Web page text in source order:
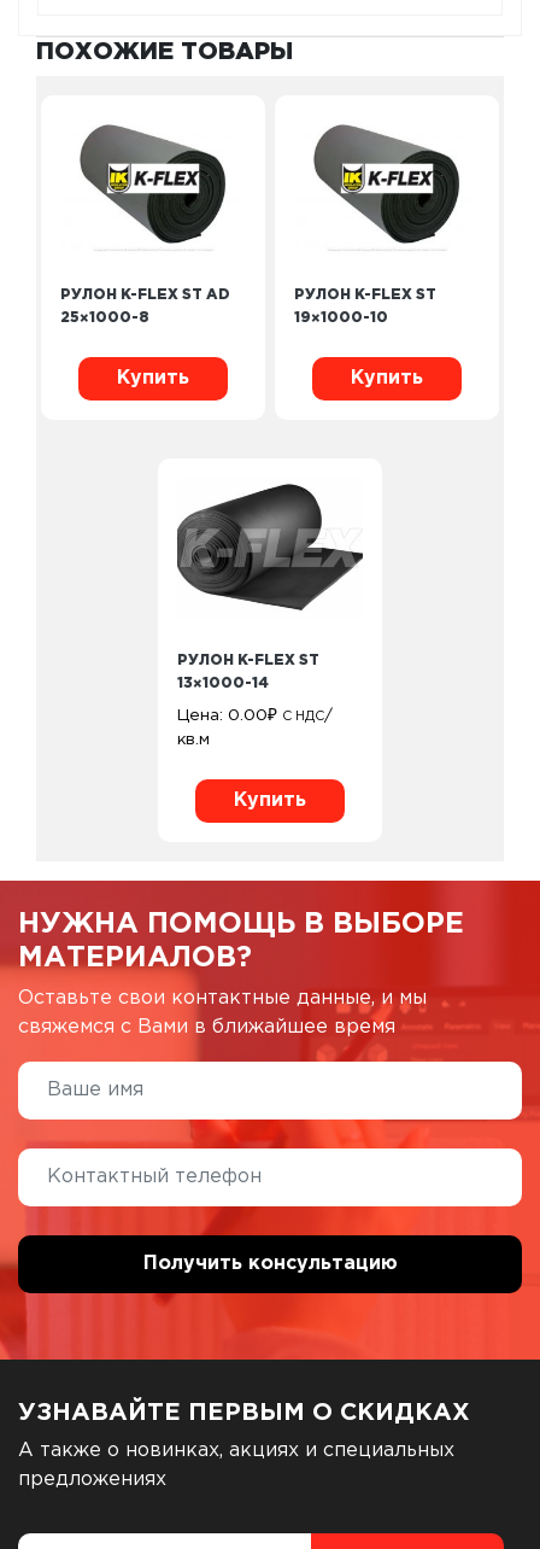
ПОХОЖИЕ ТОВАРЫ
РУЛОН K-FLEX ST AD
25×1000-8
Купить
РУЛОН K-FLEX ST
19×1000-10
Купить
РУЛОН K-FLEX ST
13×1000-14
Цена: 0.00₽ С НДС/
кв.м
Купить
НУЖНА ПОМОЩЬ В ВЫБОРЕ
МАТЕРИАЛОВ?
Оставьте свои контактные данные, и мы
свяжемся с Вами в ближайшее время
УЗНАВАЙТЕ ПЕРВЫМ О СКИДКАХ
А также о новинках, акциях и специальных
предложениях